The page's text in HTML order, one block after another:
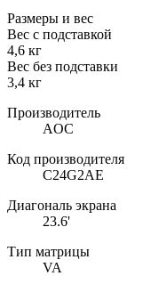
Размеры и вес
Вес с подставкой
4,6 кг
Вес без подставки
3,4 кг
Производитель
AOC
Код производителя
C24G2AE
Диагональ экрана
23.6'
Тип матрицы
VA